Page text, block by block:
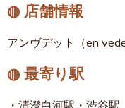
◍ 店舗情報
アンヴデット（en
◍ 最寄り駅
・清澄白河駅・渋谷駅